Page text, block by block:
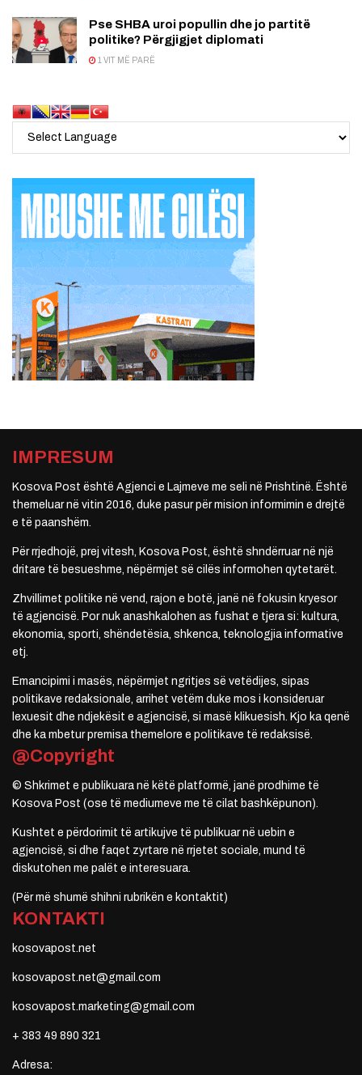
Pse SHBA uroi popullin dhe jo partitë
politike? Përgjigjet diplomati
1 VIT MË PARË
IMPRESUM
Kosova Post është Agjenci e Lajmeve me seli në Prishtinë. Është
themeluar në vitin 2016, duke pasur për mision informimin e drejtë
e të paanshëm.
Për rrjedhojë, prej vitesh, Kosova Post, është shndërruar në një
dritare të besueshme, nëpërmjet së cilës informohen qytetarët.
Zhvillimet politike në vend, rajon e botë, janë në fokusin kryesor
të agjencisë. Por nuk anashkalohen as fushat e tjera si: kultura,
ekonomia, sporti, shëndetësia, shkenca, teknologjia informative
etj.
Emancipimi i masës, nëpërmjet ngritjes së vetëdijes, sipas
politikave redaksionale, arrihet vetëm duke mos i konsideruar
lexuesit dhe ndjekësit e agjencisë, si masë klikuesish. Kjo ka qenë
dhe ka mbetur premisa themelore e politikave të redaksisë.
@Copyright
© Shkrimet e publikuara në këtë platformë, janë prodhime të
Kosova Post (ose të mediumeve me të cilat bashkëpunon).
Kushtet e përdorimit të artikujve të publikuar në uebin e
agjencisë, si dhe faqet zyrtare në rrjetet sociale, mund të
diskutohen me palët e interesuara.
(Për më shumë shihni rubrikën e kontaktit)
KONTAKTI
kosovapost.net
kosovapost.net@gmail.com
kosovapost.marketing@gmail.com
+ 383 49 890 321
Adresa: